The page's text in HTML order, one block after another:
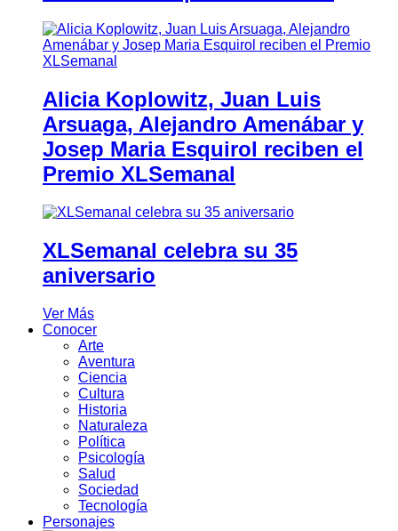
Alicia Koplowitz, Juan Luis
Arsuaga, Alejandro Amenábar y
Josep Maria Esquirol reciben el
Premio XLSemanal
XLSemanal celebra su 35
aniversario
Ver Más
Conocer
Arte
Aventura
Ciencia
Cultura
Historia
Naturaleza
Política
Psicología
Salud
Sociedad
Tecnología
Personajes